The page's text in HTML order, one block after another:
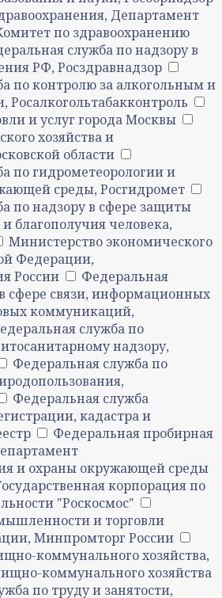
Департамент
по здравоохранению
служба по надзору в
РФ, Росздравнадзор
по контролю за алкогольным и
и услуг города Москвы
хозяйства и
области
по гидрометеорологии и
среды, Росгидромет
по надзору в сфере защиты
благополучия человека,
Министерство экономического
Федерации,
России
Федеральная
сфере связи, информационных
коммуникаций,
служба по
надзору,
Федеральная служба по
Федеральная служба
кадастра и
Федеральная пробирная
и охраны окружающей среды
корпорация по
"Роскосмос"
и торговли
Минпромторг России
коммунального хозяйства,
коммунального хозяйства
по труду и занятости,